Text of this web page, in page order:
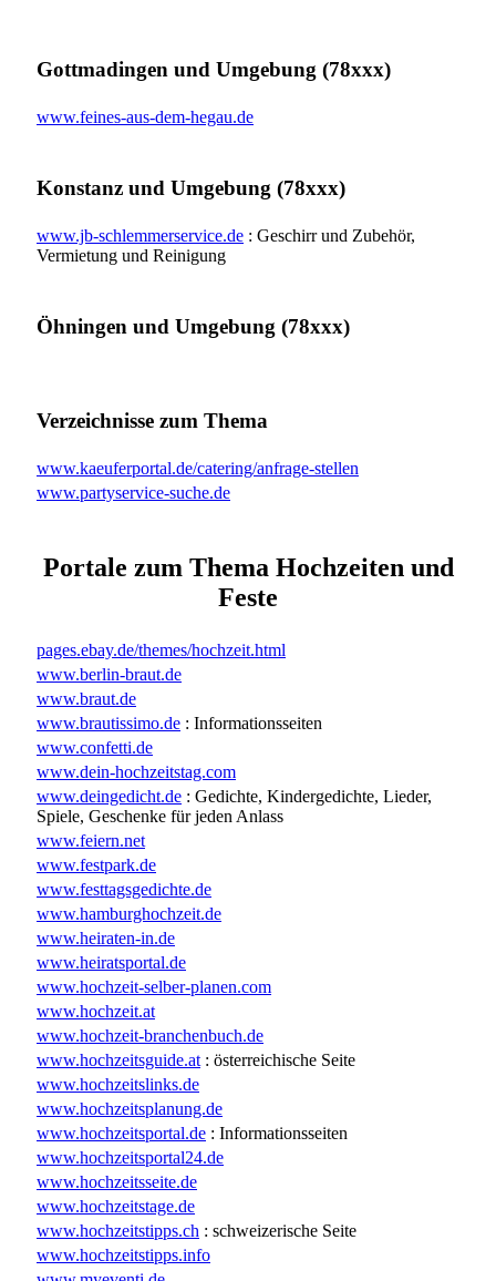
Gottmadingen und Umgebung (78xxx)
www.feines-aus-dem-hegau.de
Konstanz und Umgebung (78xxx)
www.jb-schlemmerservice.de : Geschirr und Zubehör,
Vermietung und Reinigung
Öhningen und Umgebung (78xxx)
Verzeichnisse zum Thema
www.kaeuferportal.de/catering/anfrage-stellen
www.partyservice-suche.de
Portale zum Thema Hochzeiten und
Feste
pages.ebay.de/themes/hochzeit.html
www.berlin-braut.de
www.braut.de
www.brautissimo.de : Informationsseiten
www.confetti.de
www.dein-hochzeitstag.com
www.deingedicht.de : Gedichte, Kindergedichte, Lieder,
Spiele, Geschenke für jeden Anlass
www.feiern.net
www.festpark.de
www.festtagsgedichte.de
www.hamburghochzeit.de
www.heiraten-in.de
www.heiratsportal.de
www.hochzeit-selber-planen.com
www.hochzeit.at
www.hochzeit-branchenbuch.de
www.hochzeitsguide.at : österreichische Seite
www.hochzeitslinks.de
www.hochzeitsplanung.de
www.hochzeitsportal.de : Informationsseiten
www.hochzeitsportal24.de
www.hochzeitsseite.de
www.hochzeitstage.de
www.hochzeitstipps.ch : schweizerische Seite
www.hochzeitstipps.info